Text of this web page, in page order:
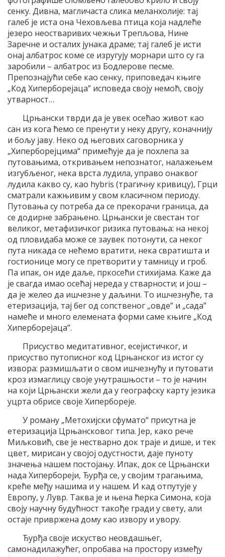
сенку. Дивна, магличаста слика меланхолије: тај
галеб је иста она Чеховљева птица која надлеће
језеро неостваривих чежњи Трепљова, Нине
Заречне и осталих јунака драме; тај галеб је исти
онај албатрос коме се изругују морнари што су га
заробили – албатрос из Бодлерове песме.
Препознајући себе као сенку, приповедач књиге
„Код Хиперборејаца” исповеда своју немоћ, своју
утварност…
Црњански тврди да је увек осећао живот као
сан из кога ћемо се пренути у неку другу, коначнију
и бољу јаву. Неко од његових саговорника у
„Хиперборејцима“ примећује да је похлепа за
путовањима, откривањем непознатог, налажењем
изгубљеног, нека врста лудила, управо онаквог
лудила какво су, као hybris (трагичну кривицу), Грци
сматрали кажњивим у свом класичном периоду.
Путовања су потреба да се прекорачи граница, да
се додирне забрањено. Црњански је свестан тог
великог, метафизичког ризика путовања: на некој
од пловидаба може се заувек потонути, са неког
пута никада се нећемо вратити, нека свратишта и
гостионице могу се претворити у тамницу и гроб.
Па ипак, он иде даље, пркосећи стихијама. Каже да
је свагда имао осећај нереда у стварности; и још –
да је желео да ишчезне у даљини. То ишчезнуће, та
етеризација, тај бег од сопственог „овде” и „сада”
намеће и много елемената форми саме књиге „Код
Хиперборејаца”.
Присуство медитативног, есејистичког, и
присуство путописног код Црњанског из истог су
извора: размишљати о свом ишчезнућу и путовати
кроз измаглицу своје унутрашњости – то је начин
на који Црњански жели да у географску карту језика
уцрта обрисе своје Хипербореје.
У роману „Метохијски сфумато“ присутна је
етеризација Црњансковог типа. Јер, како рече
Миљковић, све је нестварно док траје и дише, и тек
цвет, мирисан у својој одустности, даје пуноту
значења нашем постојању. Ипак, док се Црњански
нада Хипербореји, Ђурђа се, у својим трагањима,
креће међу нашима и у нашем. И кад отпутује у
Европу, у Лувр. Таква је и њена ћерка Симона, која
своју научну будућност такође гради у свету, али
остаје привржена дому као извору и увору.
Ђурђа своје искуство неовдашњег,
самонадилажућег, опробава на простору између